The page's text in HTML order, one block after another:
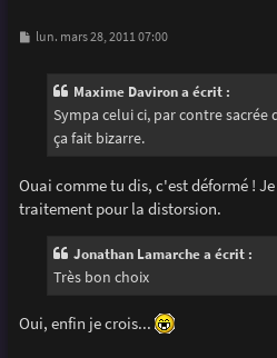
M
lun. mars 28, 2011 07:00
Maxime Daviron a écrit :
Sympa celui ci, par contre
ça fait bizarre.
Ouai comme tu dis, c'est déformé !
traitement pour la distorsion.
Jonathan Lamarche a écrit :
Très bon choix
Oui, enfin je crois...